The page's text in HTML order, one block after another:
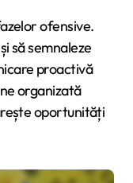
ofensive.
să semnaleze
proactivă
organizată
oportunități